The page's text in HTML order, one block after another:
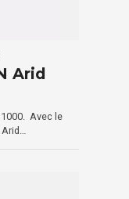
Arid
Avec le
Arid…